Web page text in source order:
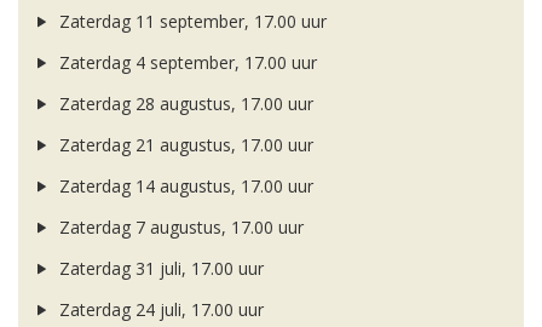
Zaterdag 11 september, 17.00 uur
Zaterdag 4 september, 17.00 uur
Zaterdag 28 augustus, 17.00 uur
Zaterdag 21 augustus, 17.00 uur
Zaterdag 14 augustus, 17.00 uur
Zaterdag 7 augustus, 17.00 uur
Zaterdag 31 juli, 17.00 uur
Zaterdag 24 juli, 17.00 uur